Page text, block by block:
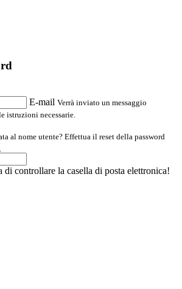
E-mail Verrà inviato un messaggio
istruzioni necessarie.
al nome utente? Effettua il reset della password
di controllare la casella di posta elettronica!